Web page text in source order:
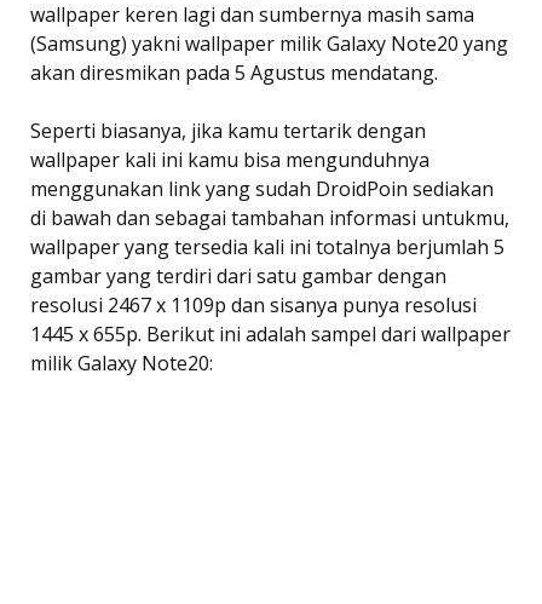
wallpaper keren lagi dan sumbernya masih sama
(Samsung) yakni wallpaper milik Galaxy Note20 yang
akan diresmikan pada 5 Agustus mendatang.
Seperti biasanya, jika kamu tertarik dengan
wallpaper kali ini kamu bisa mengunduhnya
menggunakan link yang sudah DroidPoin sediakan
di bawah dan sebagai tambahan informasi untukmu,
wallpaper yang tersedia kali ini totalnya berjumlah 5
gambar yang terdiri dari satu gambar dengan
resolusi 2467 x 1109p dan sisanya punya resolusi
1445 x 655p. Berikut ini adalah sampel dari wallpaper
milik Galaxy Note20: